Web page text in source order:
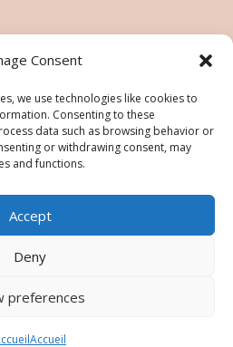
Consent
we use technologies like cookies to
Consenting to these
data such as browsing behavior or
or withdrawing consent, may
and functions.
Accept
Deny
preferences
Accueil
est Démonstratrice
Stampin' Up!®. Katia est
de ce site, pour toute
images/photos une
© Stampin’ Up!®